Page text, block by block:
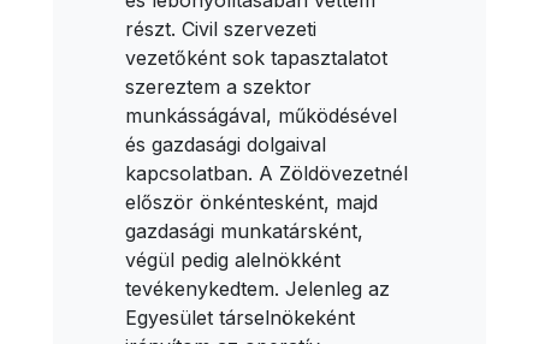
részt. Civil szervezeti
vezetőként sok tapasztalatot
szereztem a szektor
munkásságával, működésével
és gazdasági dolgaival
kapcsolatban. A Zöldövezetnél
először önkéntesként, majd
gazdasági munkatársként,
végül pedig alelnökként
tevékenykedtem. Jelenleg az
Egyesület társelnökeként